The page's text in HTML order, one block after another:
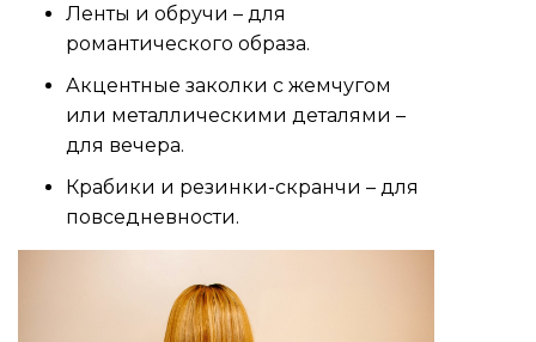
Ленты и обручи – для
романтического образа.
Акцентные заколки с жемчугом
или металлическими деталями –
для вечера.
Крабики и резинки-скранчи – для
повседневности.